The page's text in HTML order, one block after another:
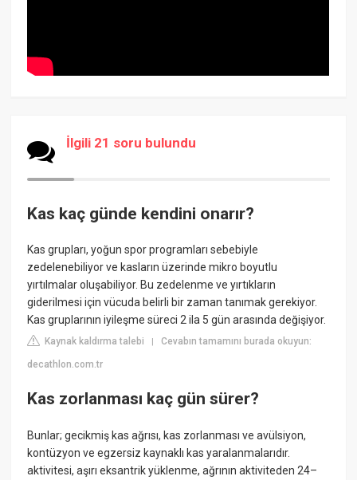
İlgili 21 soru bulundu
Kas kaç günde kendini onarır?
Kas grupları, yoğun spor programları sebebiyle
zedelenebiliyor ve kasların üzerinde mikro boyutlu
yırtılmalar oluşabiliyor. Bu zedelenme ve yırtıkların
giderilmesi için vücuda belirli bir zaman tanımak gerekiyor.
Kas gruplarının iyileşme süreci 2 ila 5 gün arasında değişiyor.
Kaynak kaldırma talebi |Cevabın tamamını burada okuyun:
decathlon.com.tr
Kas zorlanması kaç gün sürer?
Bunlar; gecikmiş kas ağrısı, kas zorlanması ve avülsiyon,
kontüzyon ve egzersiz kaynaklı kas yaralanmalarıdır.
aktivitesi, aşırı eksantrik yüklenme, ağrının aktiviteden 24–